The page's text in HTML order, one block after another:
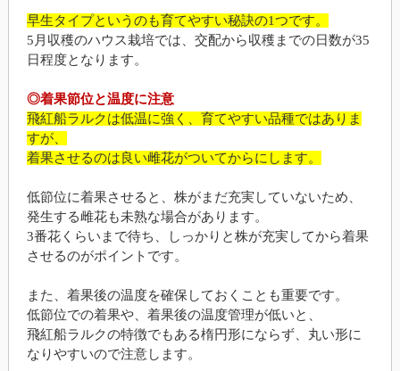
早生タイプというのも育てやすい秘訣の1つです。
5月収穫のハウス栽培では、交配から収穫までの日数が35
日程度となります。
◎着果節位と温度に注意
飛紅船ラルクは低温に強く、育てやすい品種ではありま
すが、
着果させるのは良い雌花がついてからにします。
低節位に着果させると、株がまだ充実していないため、
発生する雌花も未熟な場合があります。
3番花くらいまで待ち、しっかりと株が充実してから着果
させるのがポイントです。
また、着果後の温度を確保しておくことも重要です。
低節位での着果や、着果後の温度管理が低いと、
飛紅船ラルクの特徴でもある楕円形にならず、丸い形に
なりやすいので注意します。